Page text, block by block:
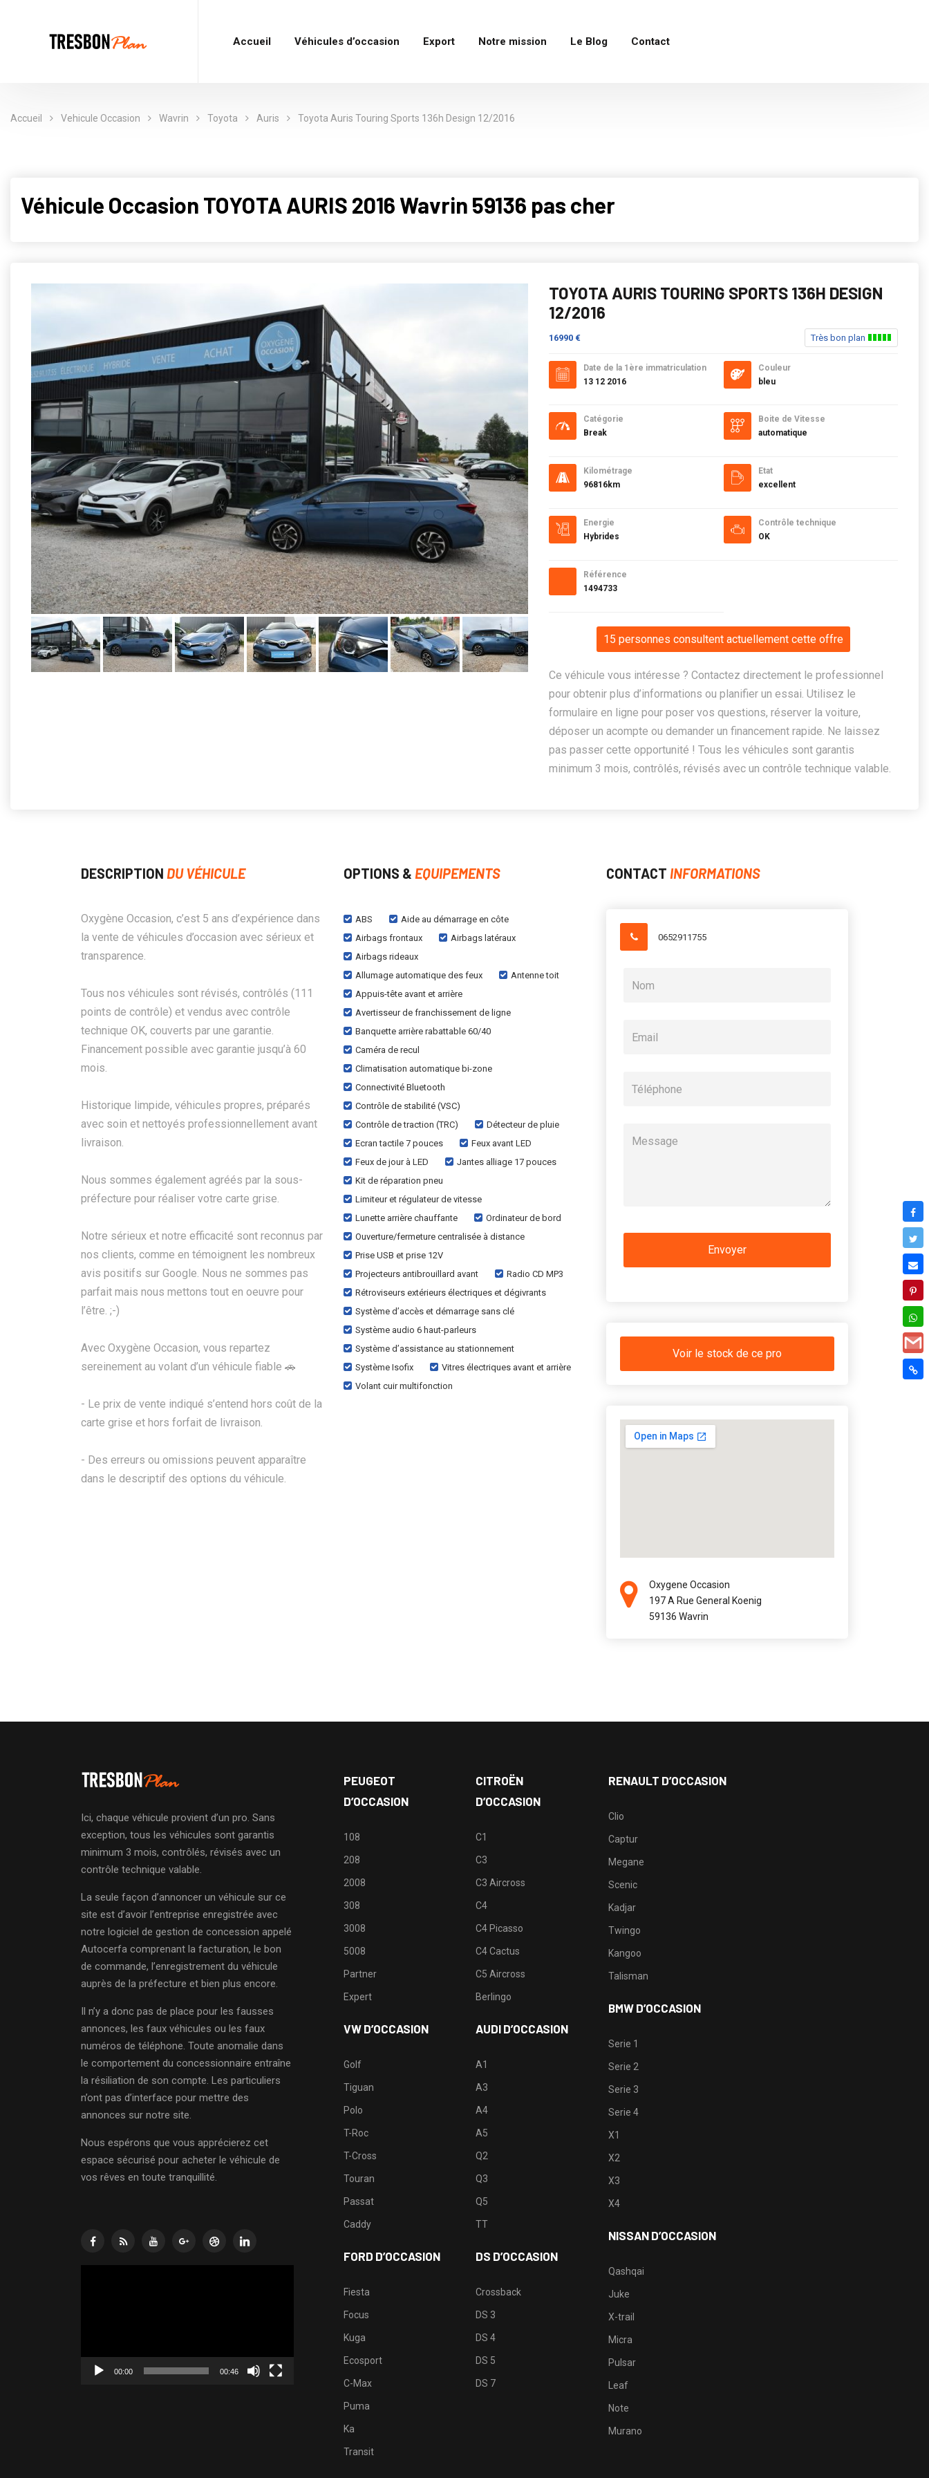
Accueil Véhicules d’occasion Export Notre mission Le Blog Contact
Accueil Vehicule Occasion Wavrin Toyota Auris Toyota Auris Touring Sports 136h Design 12/2016
Véhicule Occasion TOYOTA AURIS 2016 Wavrin 59136 pas cher
TOYOTA AURIS TOURING SPORTS 136H DESIGN
12/2016
16990 € Très bon plan
Date de la 1ère immatriculation
13 12 2016
Catégorie
Break
Kilométrage
96816km
Energie
Hybrides
Référence
1494733
Couleur
bleu
Boite de Vitesse
automatique
Etat
excellent
Contrôle technique
OK
15 personnes consultent actuellement cette offre
Ce véhicule vous intéresse ? Contactez directement le professionnel
pour obtenir plus d’informations ou planifier un essai. Utilisez le
formulaire en ligne pour poser vos questions, réserver la voiture,
déposer un acompte ou demander un financement rapide. Ne laissez
pas passer cette opportunité ! Tous les véhicules sont garantis
minimum 3 mois, contrôlés, révisés avec un contrôle technique valable.
DESCRIPTION DU VÉHICULE
Oxygène Occasion, c’est 5 ans d’expérience dans
la vente de véhicules d’occasion avec sérieux et
transparence.
Tous nos véhicules sont révisés, contrôlés (111
points de contrôle) et vendus avec contrôle
technique OK, couverts par une garantie.
Financement possible avec garantie jusqu’à 60
mois.
Historique limpide, véhicules propres, préparés
avec soin et nettoyés professionnellement avant
livraison.
Nous sommes également agréés par la sous-
préfecture pour réaliser votre carte grise.
Notre sérieux et notre efficacité sont reconnus par
nos clients, comme en témoignent les nombreux
avis positifs sur Google. Nous ne sommes pas
parfait mais nous mettons tout en oeuvre pour
l’être. ;-)
Avec Oxygène Occasion, vous repartez
sereinement au volant d’un véhicule fiable 🚗
- Le prix de vente indiqué s’entend hors coût de la
carte grise et hors forfait de livraison.
- Des erreurs ou omissions peuvent apparaître
dans le descriptif des options du véhicule.
OPTIONS & EQUIPEMENTS
ABS
Aide au démarrage en côte
Airbags frontaux
Airbags latéraux
Airbags rideaux
Allumage automatique des feux
Antenne toit
Appuis-tête avant et arrière
Avertisseur de franchissement de ligne
Banquette arrière rabattable 60/40
Caméra de recul
Climatisation automatique bi-zone
Connectivité Bluetooth
Contrôle de stabilité (VSC)
Contrôle de traction (TRC)
Détecteur de pluie
Ecran tactile 7 pouces
Feux avant LED
Feux de jour à LED
Jantes alliage 17 pouces
Kit de réparation pneu
Limiteur et régulateur de vitesse
Lunette arrière chauffante
Ordinateur de bord
Ouverture/fermeture centralisée à distance
Prise USB et prise 12V
Projecteurs antibrouillard avant
Radio CD MP3
Rétroviseurs extérieurs électriques et dégivrants
Système d’accès et démarrage sans clé
Système audio 6 haut-parleurs
Système d’assistance au stationnement
Système Isofix
Vitres électriques avant et arrière
Volant cuir multifonction
CONTACT INFORMATIONS
0652911755
Voir le stock de ce pro
Oxygene Occasion
197 A Rue General Koenig
59136 Wavrin
Ici, chaque véhicule provient d’un pro. Sans
exception, tous les véhicules sont garantis
minimum 3 mois, contrôlés, révisés avec un
contrôle technique valable.
La seule façon d’annoncer un véhicule sur ce
site est d’avoir l’entreprise enregistrée avec
notre logiciel de gestion de concession appelé
Autocerfa comprenant la facturation, le bon
de commande, l’enregistrement du véhicule
auprès de la préfecture et bien plus encore.
Il n’y a donc pas de place pour les fausses
annonces, les faux véhicules ou les faux
numéros de téléphone. Toute anomalie dans
le comportement du concessionnaire entraîne
la résiliation de son compte. Les particuliers
n’ont pas d’interface pour mettre des
annonces sur notre site.
Nous espérons que vous apprécierez cet
espace sécurisé pour acheter le véhicule de
vos rêves en toute tranquillité.
00:00 00:46
PEUGEOT
D’OCCASION
108
208
2008
308
3008
5008
Partner
Expert
VW D’OCCASION
Golf
Tiguan
Polo
T-Roc
T-Cross
Touran
Passat
Caddy
FORD D’OCCASION
Fiesta
Focus
Kuga
Ecosport
C-Max
Puma
Ka
Transit
CITROËN
D’OCCASION
C1
C3
C3 Aircross
C4
C4 Picasso
C4 Cactus
C5 Aircross
Berlingo
AUDI D’OCCASION
A1
A3
A4
A5
Q2
Q3
Q5
TT
DS D’OCCASION
Crossback
DS 3
DS 4
DS 5
DS 7
RENAULT D’OCCASION
Clio
Captur
Megane
Scenic
Kadjar
Twingo
Kangoo
Talisman
BMW D’OCCASION
Serie 1
Serie 2
Serie 3
Serie 4
X1
X2
X3
X4
NISSAN D’OCCASION
Qashqai
Juke
X-trail
Micra
Pulsar
Leaf
Note
Murano